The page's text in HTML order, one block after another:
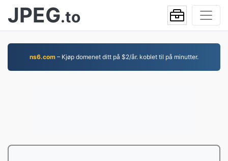
JPEG.to
ns6.com – Kjøp domenet ditt på $2/år. koblet til på minutter.